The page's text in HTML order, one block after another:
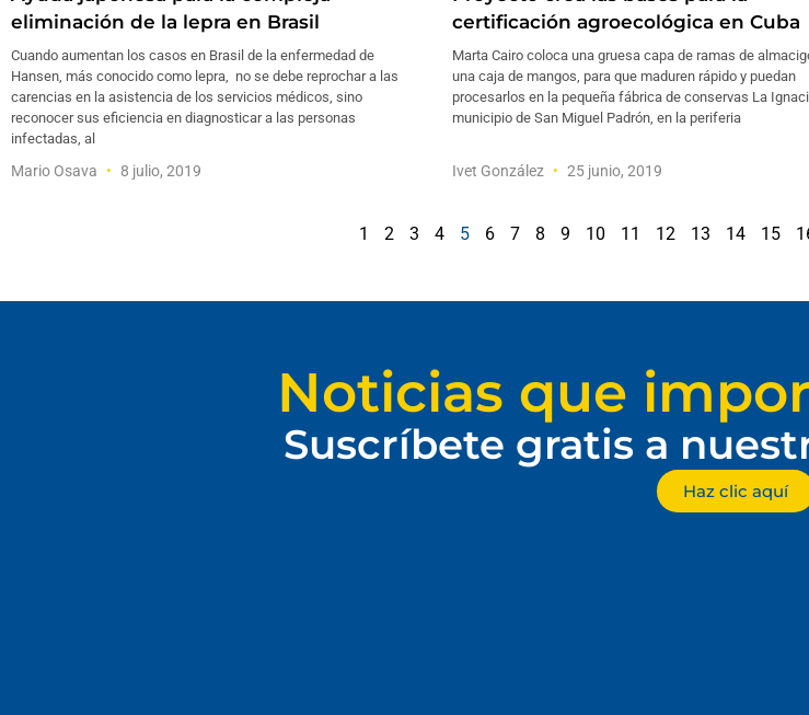
eliminación de la lepra en Brasil
Cuando aumentan los casos en Brasil de la enfermedad de
Hansen, más conocido como lepra, no se debe reprochar a las
carencias en la asistencia de los servicios médicos, sino
reconocer sus eficiencia en diagnosticar a las personas
infectadas, al
Mario Osava 8 julio, 2019
certificación agroecológica en Cuba
Marta Cairo coloca una gruesa capa de ramas de
una caja de mangos, para que maduren rápido y puedan
procesarlos en la pequeña fábrica de conservas La
municipio de San Miguel Padrón, en la periferia
Ivet González 25 junio, 2019
1 2 3 4 5 6 7 8 9 10 11 12 13 14 15
Noticias que
Suscríbete gratis a
Haz clic aquí